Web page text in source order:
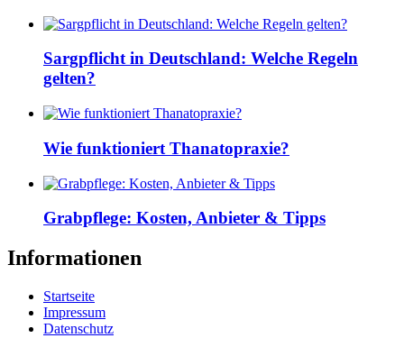
Sargpflicht in Deutschland: Welche Regeln
gelten?
Wie funktioniert Thanatopraxie?
Grabpflege: Kosten, Anbieter & Tipps
Informationen
Startseite
Impressum
Datenschutz